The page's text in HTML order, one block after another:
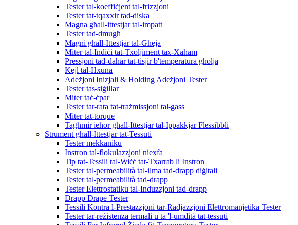
Tester tal-koeffiċjent tal-frizzjoni
Tester tat-tqaxxir tad-diska
Magna għall-ittestjar tal-impatt
Tester tad-dmugħ
Magni għall-Ittestjar tal-Għeja
Miter tal-Indiċi tat-Txoljiment tax-Xaħam
Pressjoni tad-dahar tat-tisjir b'temperatura għolja
Kejl tal-Ħxuna
Adeżjoni Inizjali & Holding Adeżjoni Tester
Tester tas-siġillar
Miter taċ-ċpar
Tester tar-rata tat-trażmissjoni tal-gass
Miter tat-torque
Tagħmir ieħor għall-Ittestjar tal-Ippakkjar Flessibbli
Strument għall-Ittestjar tat-Tessuti
Tester mekkaniku
Instron tal-flokulazzjoni niexfa
Tip tat-Tessili tal-Wiċċ tat-Txarrab li Instron
Tester tal-permeabilità tal-ilma tad-drapp diġitali
Tester tal-permeabilità tad-drapp
Tester Elettrostatiku tal-Induzzjoni tad-drapp
Drapp Drape Tester
Tessili Kontra l-Prestazzjoni tar-Radjazzjoni Elettromanjetika Tester
Tester tar-reżistenza termali u ta 'l-umdità tat-tessuti